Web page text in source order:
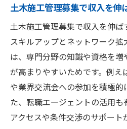
土木施工管理募集で収入を伸
土木施工管理募集で収入を伸ば
スキルアップとネットワーク
は、専門分野の知識や資格を
が高まりやすいためです。例
や業界交流会への参加を積極的
た、転職エージェントの活用
アクセスや条件交渉のサポート